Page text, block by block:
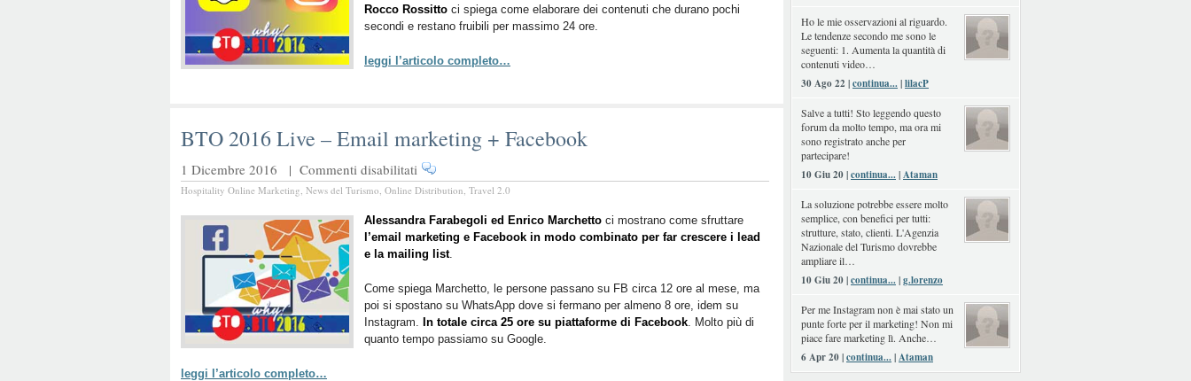
Instagram
Stories
Rocco Rossitto ci spiega come elaborare dei contenuti che durano pochi
secondi e restano fruibili per massimo 24 ore.
leggi l’articolo completo…
BTO 2016 Live – Email marketing + Facebook
1 Dicembre 2016 | Commenti disabilitati su
BTO
Live
–
Email
+
Facebook
Hospitality Online Marketing, News del Turismo, Online Distribution, Travel 2.0
Alessandra Farabegoli ed Enrico Marchetto ci mostrano come sfruttare
l’email marketing e Facebook in modo combinato per far crescere i lead
e la mailing list.
Come spiega Marchetto, le persone passano su FB circa 12 ore al mese, ma
poi si spostano su WhatsApp dove si fermano per almeno 8 ore, idem su
Instagram. In totale circa 25 ore su piattaforme di Facebook. Molto più di
quanto tempo passiamo su Google.
leggi l’articolo completo…
Ho le mie osservazioni al riguardo.
Le tendenze secondo me sono le
seguenti: 1. Aumenta la quantità di
contenuti video…
30 Ago 22 |continua...|lilacP
Salve a tutti! Sto leggendo questo
forum da molto tempo, ma ora mi
sono registrato anche per
partecipare!
10 Giu 20 |continua...|Ataman
La soluzione potrebbe essere molto
semplice, con benefici per tutti:
strutture, stato, clienti. L'Agenzia
Nazionale del Turismo dovrebbe
ampliare il…
10 Giu 20 |continua...|g.lorenzo
Per me Instagram non è mai stato un
punte forte per il marketing! Non mi
piace fare marketing lì. Anche…
6 Apr 20 |continua...|Ataman